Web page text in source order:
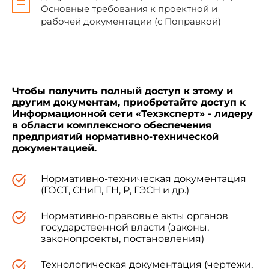
1.3. В состав основного комплекта рабочих
чертежей марки АЗ включают:
защиты;
работ по объектам защиты.
Основные требования к проектной и
рабочей документации (с Поправкой)
Чтобы получить полный доступ к этому и
другим документам, приобретайте доступ к
Информационной сети «Техэксперт» - лидеру
в области комплексного обеспечения
предприятий нормативно-технической
документацией.
Нормативно-техническая документация
(ГОСТ, СНиП, ГН, Р, ГЭСН и др.)
Нормативно-правовые акты органов
государственной власти (законы,
законопроекты, постановления)
Технологическая документация (чертежи,